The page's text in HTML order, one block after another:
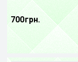
700 грн.